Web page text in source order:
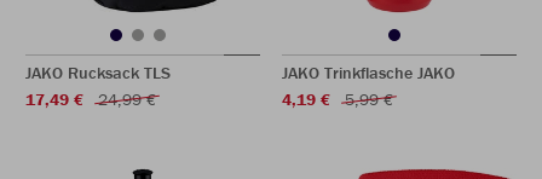
JAKO Rucksack TLS
17,49 €
24,99 €
JAKO Trinkflasche JAKO
4,19 €
5,99 €